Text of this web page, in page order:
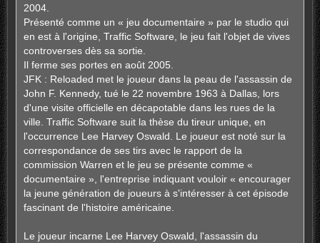
2004.
Présenté comme un « jeu documentaire » par le studio qui
en est à l'origine, Traffic Software, le jeu fait l'objet de vives
controverses dès sa sortie.
Il ferme ses portes en août 2005.
JFK : Reloaded met le joueur dans la peau de l'assassin de
John F. Kennedy, tué le 22 novembre 1963 à Dallas, lors
d'une visite officielle en décapotable dans les rues de la
ville. Traffic Software suit la thèse du tireur unique, en
l'occurrence Lee Harvey Oswald. Le joueur est noté sur la
correspondance de ses tirs avec le rapport de la
commission Warren et le jeu se présente comme «
documentaire », l'entreprise indiquant vouloir « encourager
la jeune génération de joueurs à s'intéresser à cet épisode
fascinant de l'histoire américaine.
Le joueur incarne Lee Harvey Oswald, l'assassin du